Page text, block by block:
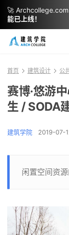
首页 建筑设计 公
赛博·悠游
生 / SODA
建筑学院 2019-07-
闲置空间资源
🚀 Archcollege.com
能已上线！